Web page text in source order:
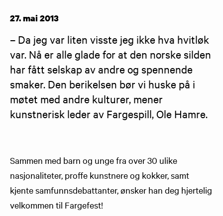
27. mai 2013
– Da jeg var liten visste jeg ikke hva hvitløk
var. Nå er alle glade for at den norske silden
har fått selskap av andre og spennende
smaker. Den berikelsen bør vi huske på i
møtet med andre kulturer, mener
kunstnerisk leder av Fargespill, Ole Hamre.
Sammen med barn og unge fra over 30 ulike
nasjonaliteter, proffe kunstnere og kokker, samt
kjente samfunnsdebattanter, ønsker han deg hjertelig
velkommen til Fargefest!